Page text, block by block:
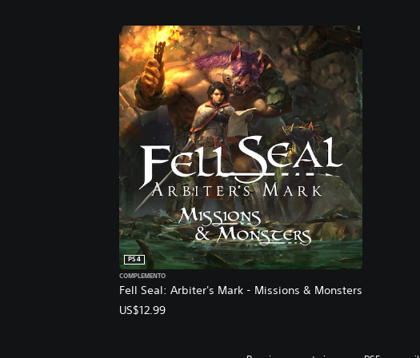
Fell Seal: Arbiter's Mark - Missions & Monsters
PS4
COMPLEMENTO
US$12.99